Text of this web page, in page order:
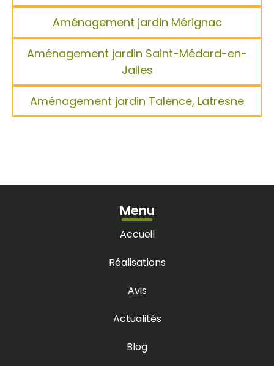
Aménagement jardin Mérignac
Aménagement jardin Saint-Médard-en-
Jalles
Aménagement jardin Talence, Latresne
Menu
Accueil
Réalisations
Avis
Actualités
Blog